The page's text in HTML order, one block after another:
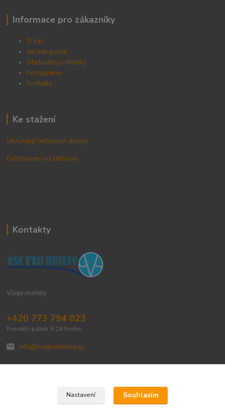
Informace pro zákazníky
O nás
Jak nakupovat
Obchodní podmínky
Fotogalerie
Kontakty
Ke stažení
Jak fungují teflonové ubrusy
Odstoupení od smlouvy
Kontakty
Všeprohotely
+420 773 794 023
Pondělí-pátek 9-16 hodin
info@vseprohotely.eu
Upravit sběr cookies.
Nastavení Souhlasím